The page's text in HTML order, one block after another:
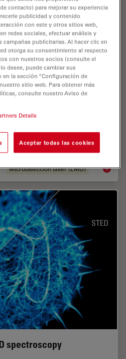
Laser Microdissection
tool for the isolation of
molecular assays. Beside its
sections,…
Microdisección láser (LMD) Live
spectroscopy
contacto) para mejorar su experiencia
publicidad y contenido
con este y otros sitios web,
redes sociales, efectuar análisis y
campañas publicitarias. Al hacer clic en
otorga su consentimiento al respecto
con nuestros socios (consulte el
desee, puede cambiar sus
la sección “Configuración de
sitio web. Para obtener más
consulte nuestro Aviso de
Details
Aceptar todas las cookies